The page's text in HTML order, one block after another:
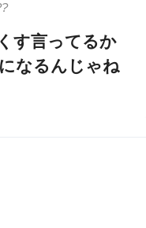
す言ってるか
なるんじゃね